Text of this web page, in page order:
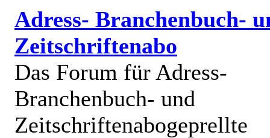
Adress- Branchenbuch-
Zeitschriftenabo
Das Forum für Adress-
Branchenbuch- und
Zeitschriftenabogeprellte